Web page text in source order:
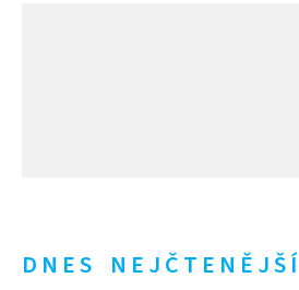
DNES NEJČTENĚJŠÍ